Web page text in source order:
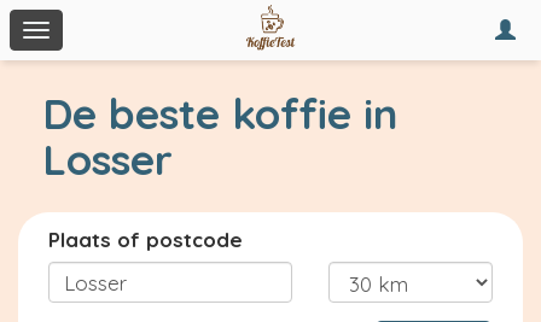
Toggle
navigation
De beste koffie in
Losser
Plaats of postcode